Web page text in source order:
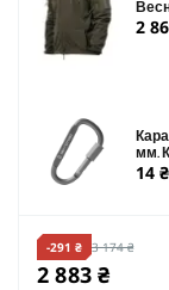
2
мм.
14 ₴
-291 ₴ 3 174 ₴
2 883 ₴